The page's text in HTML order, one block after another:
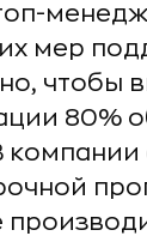
мер
чтобы
80%
компании